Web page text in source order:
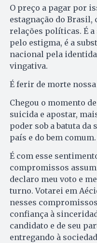
O preço a pagar por
estagnação do Brasil,
relações políticas. É
pelo estigma, é a
nacional pela
vingativa.
É ferir de morte
Chegou o momento
suicida e apostar,
poder sob a batuta da
país e do bem comum.
É com esse
compromissos
declaro meu voto e
turno. Votarei em
nesses
confiança à
candidato e de seu
entregando à